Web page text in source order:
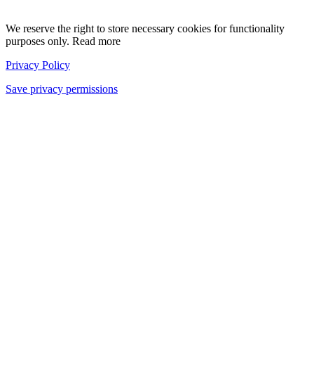
We reserve the right to store necessary cookies for functionality
purposes only. Read more
Privacy Policy
Save privacy permissions